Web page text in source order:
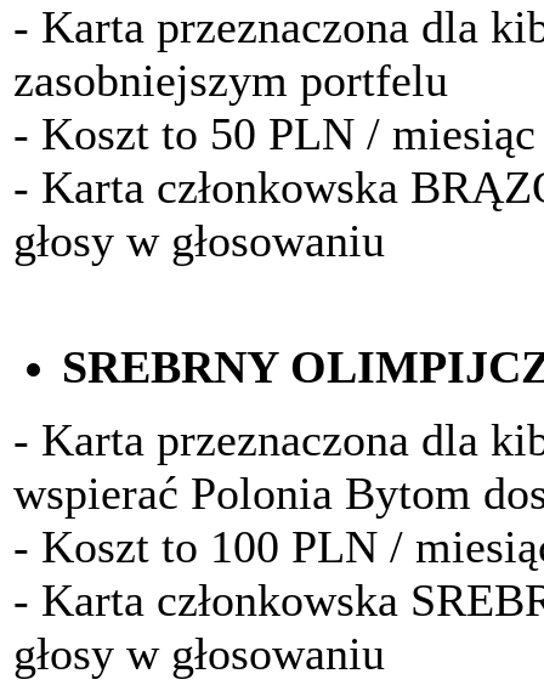
- Karta przeznaczona dla
zasobniejszym portfelu
- Koszt to 50 PLN / miesiąc
- Karta członkowska
głosy w głosowaniu
SREBRNY
- Karta przeznaczona dla
wspierać Polonia Bytom
- Koszt to 100 PLN /
- Karta członkowska
głosy w głosowaniu